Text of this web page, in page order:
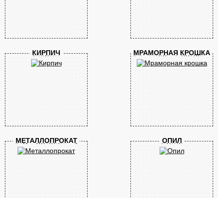
КИРПИЧ МРАМОРНАЯ КРОШКА
МЕТАЛЛОПРОКАТ ОПИЛ